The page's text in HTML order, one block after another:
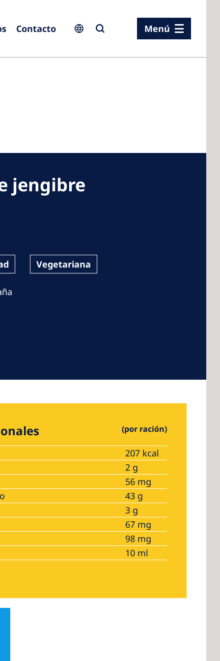
Contacto
of
Menú
jengibre
Vegetariana
(por ración)
207 kcal
2 g
56 mg
43 g
3 g
67 mg
98 mg
10 ml